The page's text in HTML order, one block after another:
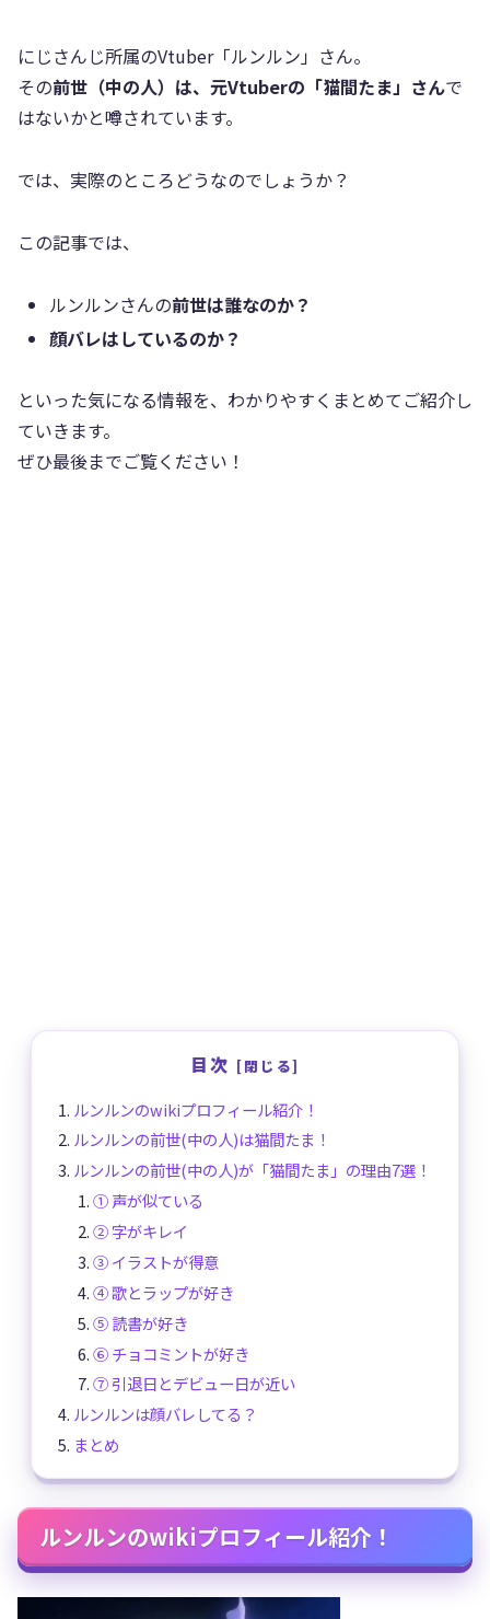
にじさんじ所属のVtuber「ルンルン」さん。
その前世（中の人）は、元Vtuberの「猫間たま」さんで
はないかと噂されています。
では、実際のところどうなのでしょうか？
この記事では、
ルンルンさんの前世は誰なのか？
顔バレはしているのか？
といった気になる情報を、わかりやすくまとめてご紹介し
ていきます。
ぜひ最後までご覧ください！
目次
ルンルンのwikiプロフィール紹介！
ルンルンの前世(中の人)は猫間たま！
ルンルンの前世(中の人)が「猫間たま」の理由7選！
① 声が似ている
② 字がキレイ
③ イラストが得意
④ 歌とラップが好き
⑤ 読書が好き
⑥ チョコミントが好き
⑦ 引退日とデビュー日が近い
ルンルンは顔バレしてる？
まとめ
ルンルンのwikiプロフィール紹介！